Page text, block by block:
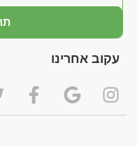
עקוב אחרינו